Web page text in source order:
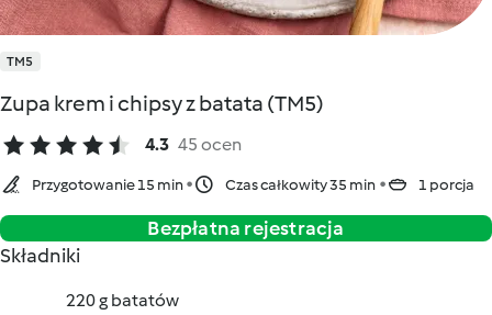
TM5
Zupa krem i chipsy z batata (TM5)
4.3 45 ocen
Przygotowanie 15 min Czas całkowity 35 min 1 porcja
Bezpłatna rejestracja
Składniki
220 g batatów